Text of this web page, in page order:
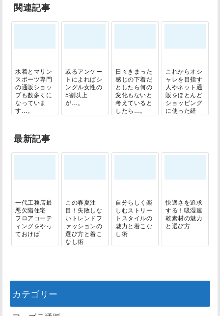
関連記事
水着とマリン
スポーツ専門
の通販ショッ
プも数多くに
なっていま
す…。
或るアンケー
トによればシ
ングル女性の
5割以上
が…。
日々きまった
感じの下着だ
としたら何の
変化もないと
考えていると
したら…。
これからオシ
ャレを目指す
人やネット通
販をほとんど
ショッピング
に使った経
最新記事
一代工務店最
悪欠陥住宅
フロアコーテ
ィングをやっ
ておけば
この春夏注
目！失敗しな
いトレンドフ
ァッションの
選び方と着こ
なし術
自分らしく楽
しむストリー
トスタイルの
魅力と着こな
し術
快適さを追求
する！吸湿速
乾素材の魅力
と選び方
カテゴリー